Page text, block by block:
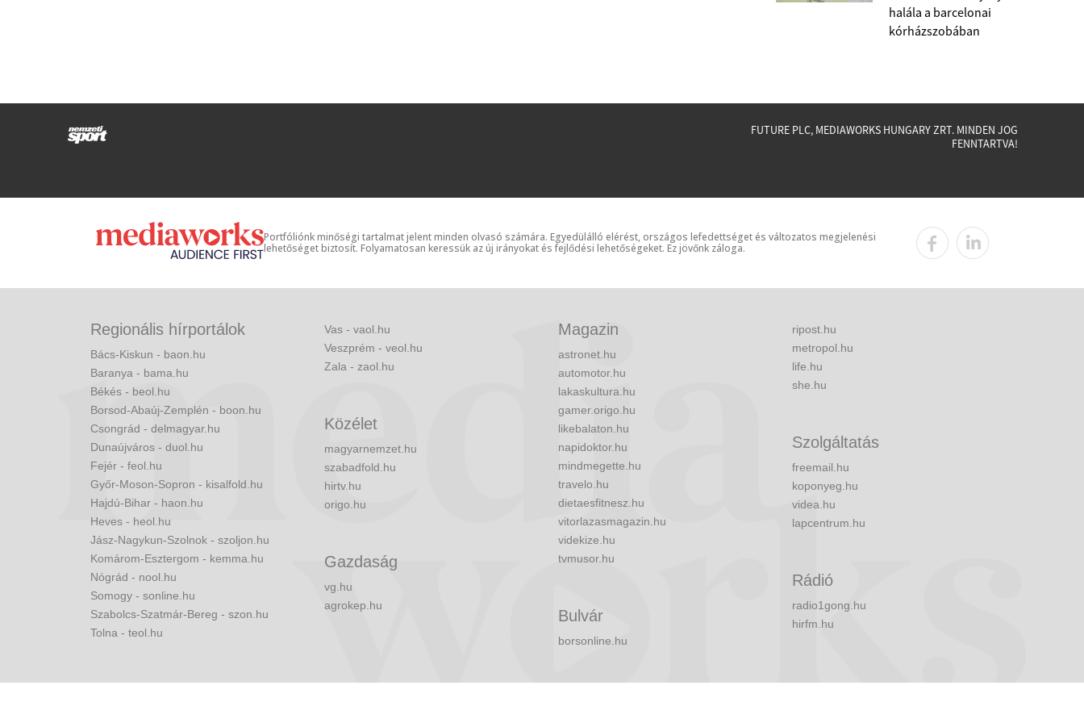
halála a barcelonai
kórházszobában
FUTURE PLC, MEDIAWORKS HUNGARY ZRT. MINDEN JOG
FENNTARTVA!
Portfóliónk minőségi tartalmat jelent minden olvasó számára. Egyedülálló elérést, országos lefedettséget és változatos megjelenési
lehetőséget biztosít. Folyamatosan keressük az új irányokat és fejlődési lehetőségeket. Ez jövőnk záloga.
Regionális hírportálok
Bács-Kiskun - baon.hu
Baranya - bama.hu
Békés - beol.hu
Borsod-Abaúj-Zemplén - boon.hu
Csongrád - delmagyar.hu
Dunaújváros - duol.hu
Fejér - feol.hu
Győr-Moson-Sopron - kisalfold.hu
Hajdú-Bihar - haon.hu
Heves - heol.hu
Jász-Nagykun-Szolnok - szoljon.hu
Komárom-Esztergom - kemma.hu
Nógrád - nool.hu
Somogy - sonline.hu
Szabolcs-Szatmár-Bereg - szon.hu
Tolna - teol.hu
Vas - vaol.hu
Veszprém - veol.hu
Zala - zaol.hu
Közélet
magyarnemzet.hu
szabadfold.hu
hirtv.hu
origo.hu
Gazdaság
vg.hu
agrokep.hu
Magazin
astronet.hu
automotor.hu
lakaskultura.hu
gamer.origo.hu
likebalaton.hu
napidoktor.hu
mindmegette.hu
travelo.hu
dietaesfitnesz.hu
vitorlazasmagazin.hu
videkize.hu
tvmusor.hu
Bulvár
borsonline.hu
ripost.hu
metropol.hu
life.hu
she.hu
Szolgáltatás
freemail.hu
koponyeg.hu
videa.hu
lapcentrum.hu
Rádió
radio1gong.hu
hirfm.hu